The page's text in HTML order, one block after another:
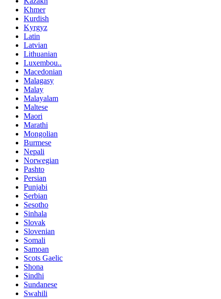
Khmer
Kurdish
Kyrgyz
Latin
Latvian
Lithuanian
Luxembou..
Macedonian
Malagasy
Malay
Malayalam
Maltese
Maori
Marathi
Mongolian
Burmese
Nepali
Norwegian
Pashto
Persian
Punjabi
Serbian
Sesotho
Sinhala
Slovak
Slovenian
Somali
Samoan
Scots Gaelic
Shona
Sindhi
Sundanese
Swahili